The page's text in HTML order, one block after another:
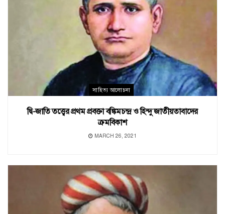
সাহিত্য আলোচনা
দ্বি-জাতি তত্ত্বের প্রথম প্রবক্তা বঙ্কিমচন্দ্র ও হিন্দু জাতীয়তাবাদের
ক্রমবিকাশ
MARCH 26, 2021